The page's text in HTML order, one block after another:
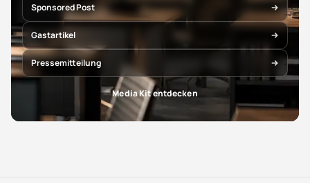
Sponsored Post
Gastartikel
Pressemitteilung
Media Kit entdecken